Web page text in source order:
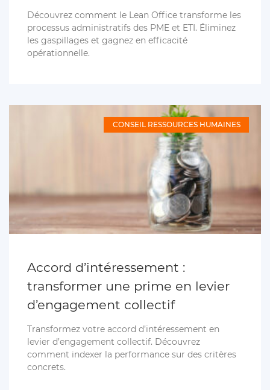
Découvrez comment le Lean Office transforme les
processus administratifs des PME et ETI. Éliminez
les gaspillages et gagnez en efficacité
opérationnelle.
CONSEIL RESSOURCES HUMAINES
Accord d’intéressement :
transformer une prime en levier
d’engagement collectif
Transformez votre accord d’intéressement en
levier d’engagement collectif. Découvrez
comment indexer la performance sur des critères
concrets.